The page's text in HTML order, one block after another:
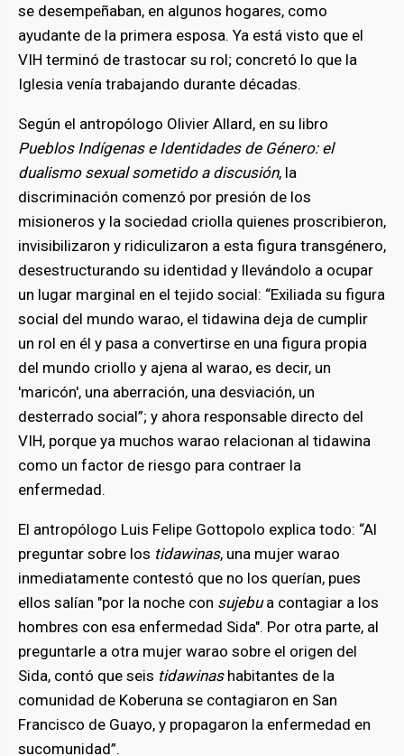
se desempeñaban, en algunos hogares, como
ayudante de la primera esposa. Ya está visto que el
VIH terminó de trastocar su rol; concretó lo que la
Iglesia venía trabajando durante décadas.
Según el antropólogo Olivier Allard, en su libro
Pueblos Indígenas e Identidades de Género: el
dualismo sexual sometido a discusión, la
discriminación comenzó por presión de los
misioneros y la sociedad criolla quienes proscribieron,
invisibilizaron y ridiculizaron a esta figura transgénero,
desestructurando su identidad y llevándolo a ocupar
un lugar marginal en el tejido social: “Exiliada su figura
social del mundo warao, el tidawina deja de cumplir
un rol en él y pasa a convertirse en una figura propia
del mundo criollo y ajena al warao, es decir, un
'maricón', una aberración, una desviación, un
desterrado social”; y ahora responsable directo del
VIH, porque ya muchos warao relacionan al tidawina
como un factor de riesgo para contraer la
enfermedad.
El antropólogo Luis Felipe Gottopolo explica todo: “Al
preguntar sobre los tidawinas, una mujer warao
inmediatamente contestó que no los querían, pues
ellos salían "por la noche con sujebua contagiar a los
hombres con esa enfermedad Sida". Por otra parte, al
preguntarle a otra mujer warao sobre el origen del
Sida, contó que seis tidawinashabitantes de la
comunidad de Koberuna se contagiaron en San
Francisco de Guayo, y propagaron la enfermedad en
sucomunidad”.